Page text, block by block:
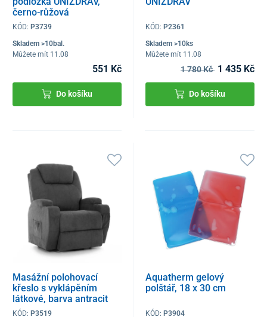
černo-růžová
KÓD: P3739
Skladem >10bal.
Můžete mít 11.08
551 Kč
Do košíku
KÓD:P2361
Skladem >10ks
Můžete mít 11.08
1 780 Kč 1 435 Kč
Do košíku
Masážní polohovací
křeslo s vyklápěním
látkové, barva antracit
KÓD: P3519
Aquatherm gelový
polštář, 18 x 30 cm
KÓD:P3904